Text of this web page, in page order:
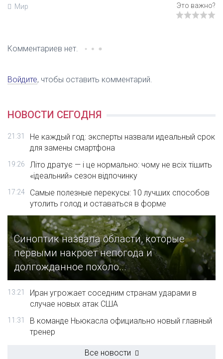
Мир
Комментариев нет.
Войдите, чтобы оставить комментарий.
НОВОСТИ СЕГОДНЯ
21:31
Не каждый год: эксперты назвали идеальный срок
для замены смартфона
19:26
Літо дратує — і це нормально: чому не всіх тішить
«ідеальний» сезон відпочинку
17:24
Самые полезные перекусы: 10 лучших способов
утолить голод и оставаться в форме
Синоптик назвала области, которые
первыми накроет непогода и
долгожданное похоло...
13:21
Иран угрожает соседним странам ударами в
случае новых атак США
11:31
В команде Ньюкасла официально новый главный
тренер
Все новости